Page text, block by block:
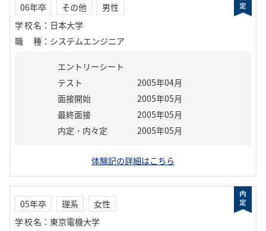
06年卒 その他
男性
学校名 ： 日本大学
職種 ： システムエンジニア
エントリーシート
テスト
2005年04月
面接開始
2005年05月
最終面接
2005年05月
内定・内々定
2005年05月
体験記の詳細はこちら
05年卒 理系
女性
学校名 ： 東京電機大学